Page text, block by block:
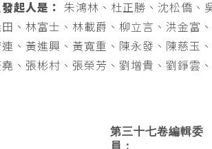
起人是：
朱鴻林、杜正勝、沈松僑、
、林富士、林載爵、柳立言、洪金富
、黃進興、黃寬重、陳永發、陳慈玉
、張彬村、張榮芳、劉增貴、劉錚雲
第三十七卷編輯委
員：